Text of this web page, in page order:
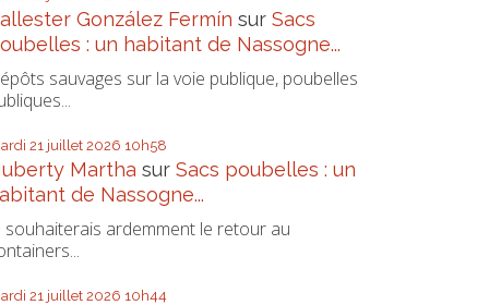
González Fermín surSacs
: un habitant de Nassogne...
sauvages sur la voie publique, poubelles
21 juillet 2026 10h58
Martha surSacs poubelles : un
de Nassogne...
souhaiterais ardemment le retour au
21 juillet 2026 10h44